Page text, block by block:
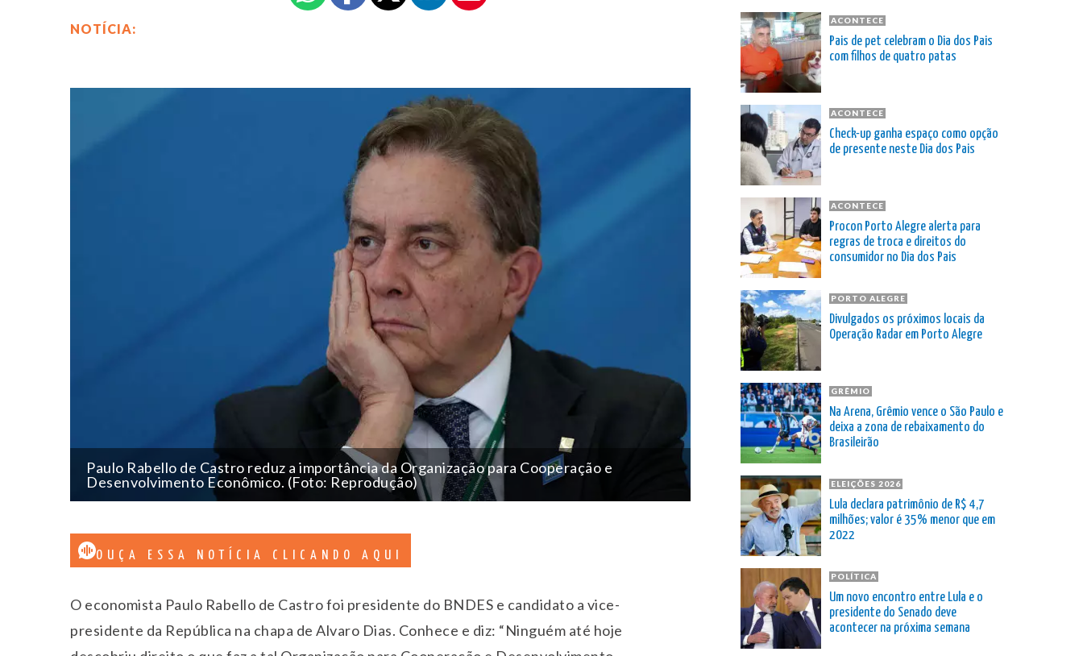
NOTÍCIA:
Paulo Rabello de Castro reduz a importância da Organização para Cooperação e
Desenvolvimento Econômico. (Foto: Reprodução)
OUÇA ESSA NOTÍCIA CLICANDO AQUI
O economista Paulo Rabello de Castro foi presidente do BNDES e candidato a vice-
presidente da República na chapa de Alvaro Dias. Conhece e diz: “Ninguém até hoje
ACONTECE
Pais de pet celebram o Dia dos Pais
com filhos de quatro patas
ACONTECE
Check-up ganha espaço como opção
de presente neste Dia dos Pais
ACONTECE
Procon Porto Alegre alerta para
regras de troca e direitos do
consumidor no Dia dos Pais
PORTO ALEGRE
Divulgados os próximos locais da
Operação Radar em Porto Alegre
GRÊMIO
Na Arena, Grêmio vence o São Paulo e
deixa a zona de rebaixamento do
Brasileirão
ELEIÇÕES 2026
Lula declara patrimônio de R$ 4,7
milhões; valor é 35% menor que em
2022
POLÍTICA
Um novo encontro entre Lula e o
presidente do Senado deve
acontecer na próxima semana